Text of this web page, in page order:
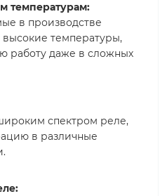
температурам:
в производстве
температуры,
работу даже в сложных
спектром реле,
в различные